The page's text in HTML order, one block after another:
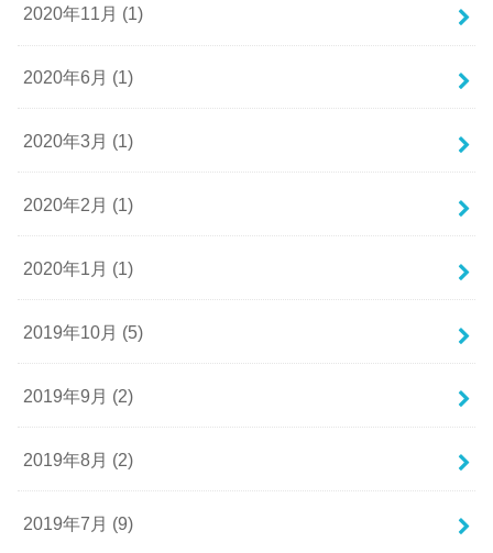
2020年11月 (1)
2020年6月 (1)
2020年3月 (1)
2020年2月 (1)
2020年1月 (1)
2019年10月 (5)
2019年9月 (2)
2019年8月 (2)
2019年7月 (9)